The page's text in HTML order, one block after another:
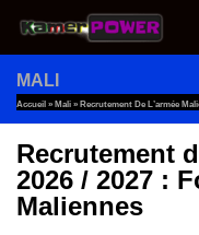
Au dessous du
MALI
Accueil » Mali » Recrutement De L’armée
Recrutement
2026 / 2027 :
Maliennes